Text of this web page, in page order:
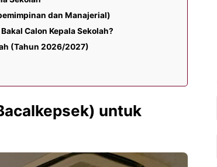
dan Manajerial)
Calon Kepala Sekolah?
(Tahun 2026/2027)
untuk